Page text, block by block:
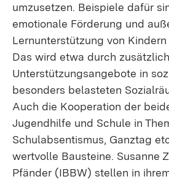
umzusetzen. Beispiele dafür
emotionale Förderung und
Lernunterstützung von
Das wird etwa durch
Unterstützungsangebote in
besonders belasteten
Auch die Kooperation der
Jugendhilfe und Schule in
Schulabsentismus, Ganztag
wertvolle Bausteine. Susanne
Pfänder (IBBW) stellen in